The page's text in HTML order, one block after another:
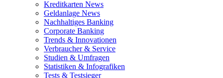
Kreditkarten News
Geldanlage News
Nachhaltiges Banking
Corporate Banking
Trends & Innovationen
Verbraucher & Service
Studien & Umfragen
Statistiken & Infografiken
Tests & Testsieger